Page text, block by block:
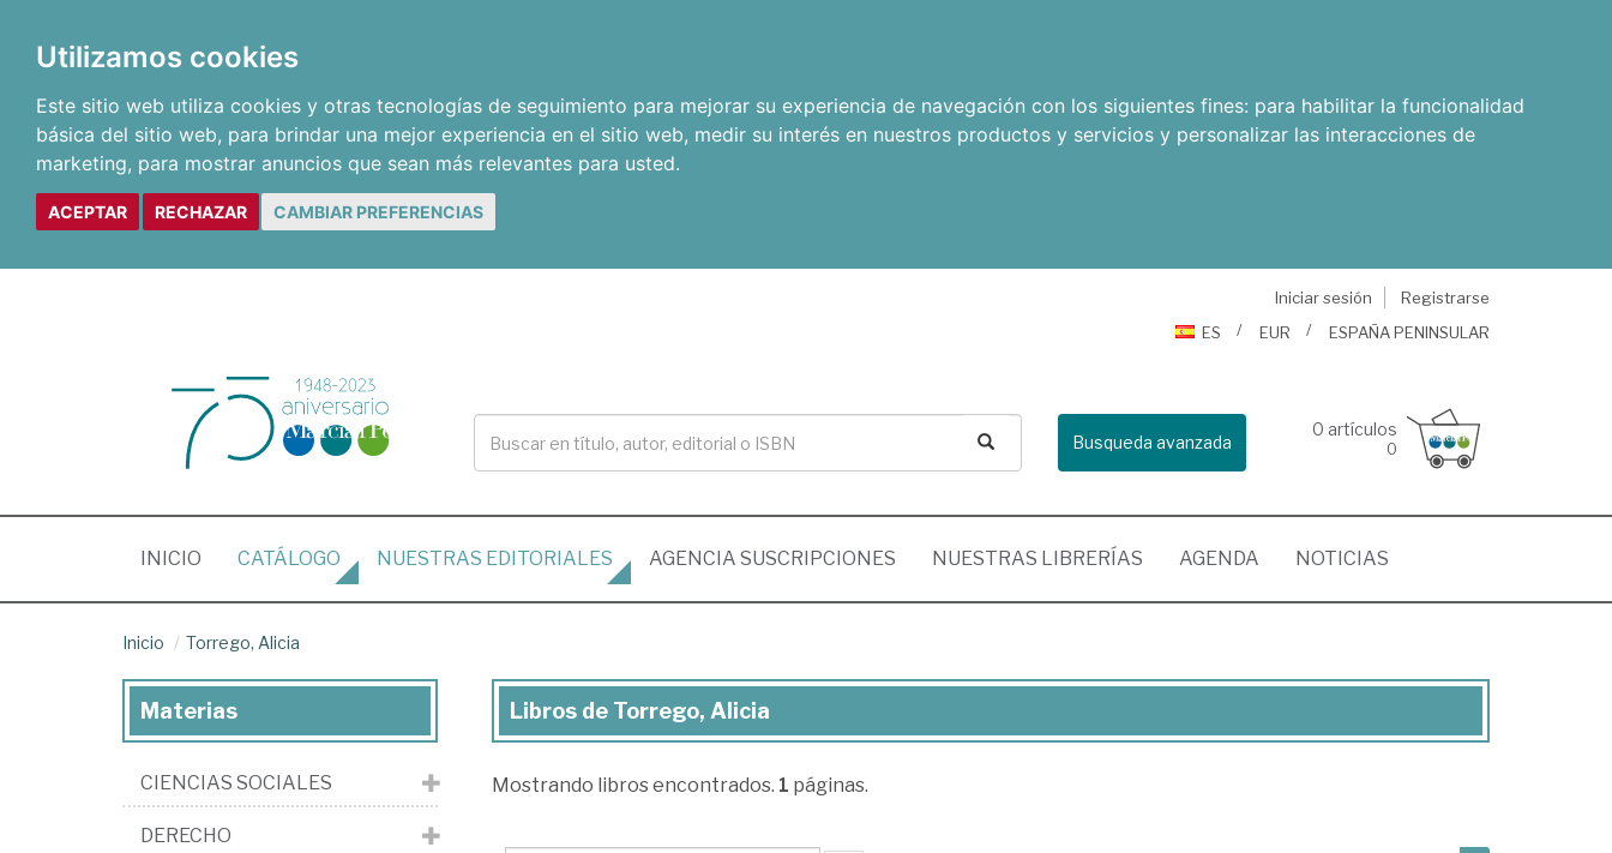
Utilizamos cookies
Este sitio web utiliza cookies y otras tecnologías de seguimiento para mejorar su experiencia de navegación con los siguientes fines: para habilitar la funcionalidad
básica del sitio web, para brindar una mejor experiencia en el sitio web, medir su interés en nuestros productos y servicios y personalizar las interacciones de
marketing, para mostrar anuncios que sean más relevantes para usted.
ACEPTAR RECHAZAR CAMBIAR PREFERENCIAS
Iniciar sesión
Registrarse
ES
EUR ESPAÑA PENINSULAR
Busqueda avanzada
0 artículos
0
INICIO (CURRENT)
CATÁLOGO NUESTRAS EDITORIALES AGENCIA SUSCRIPCIONES NUESTRAS LIBRERÍAS AGENDA NOTICIAS
Inicio Torrego, Alicia
Libros
Torrego,
Libros de Torrego, Alicia
Mostrando libros encontrados. 1 páginas.
Materias
CIENCIAS SOCIALES
DERECHO